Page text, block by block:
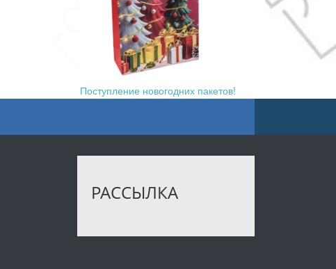
Поступление новогодних пакетов!
РАССЫЛКА